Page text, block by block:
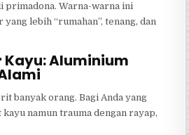
primadona. Warna-warna ini
lebih “rumahan”, tenang, dan
Kayu: Aluminium
banyak orang. Bagi Anda yang
namun trauma dengan rayap,